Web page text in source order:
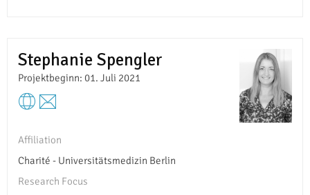
Stephanie Spengler
Projektbeginn: 01. Juli 2021
Affiliation
Charité - Universitätsmedizin Berlin
Research Focus